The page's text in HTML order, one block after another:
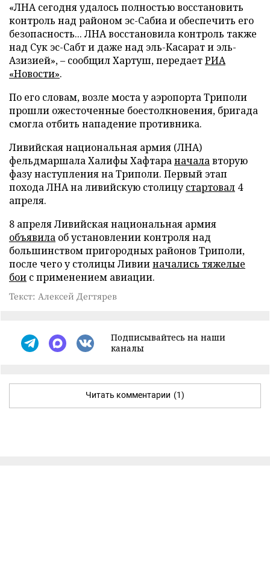
«ЛНА сегодня удалось полностью восстановить
контроль над районом эс-Сабиа и обеспечить его
безопасность... ЛНА восстановила контроль также
над Сук эс-Сабт и даже над эль-Касарат и эль-
Азизией», – сообщил Хартуш, передаетРИА
«Новости».
По его словам, возле моста у аэропорта Триполи
прошли ожесточенные боестолкновения, бригада
смогла отбить нападение противника.
Ливийская национальная армия (ЛНА)
фельдмаршала Халифы Хафтараначалавторую
фазу наступления на Триполи. Первый этап
похода ЛНА на ливийскую столицустартовал 4
апреля.
8 апреля Ливийская национальная армия
объявила об установлении контроля над
большинством пригородных районов Триполи,
после чего у столицы Ливииначались тяжелые
бои с применением авиации.
Текст: Алексей Дегтярев
Подписывайтесь на наши
каналы
Читать комментарии (1)